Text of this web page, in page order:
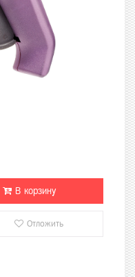
В корзину
Отложить